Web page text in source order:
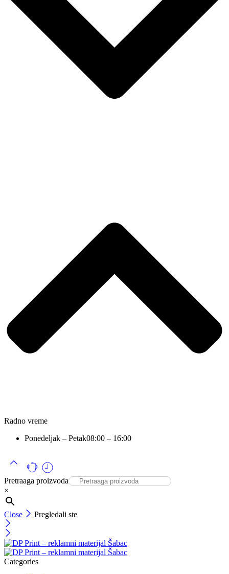
Radno vreme
Ponedeljak – Petak08:00 – 16:00
Pretraaga proizvoda
×
Close Pregledali ste
Categories